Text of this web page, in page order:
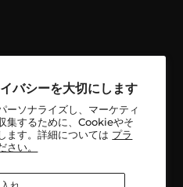
バシーを大切にします
ーソナライズし、マーケティ
集するために、Cookieやそ
ます。詳細については プラ
い。